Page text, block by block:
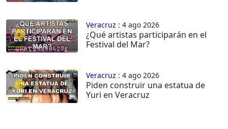
Veracruz : 4 ago 2026
¿Qué artistas participarán en el
Festival del Mar?
Veracruz : 4 ago 2026
Piden construir una estatua de
Yuri en Veracruz